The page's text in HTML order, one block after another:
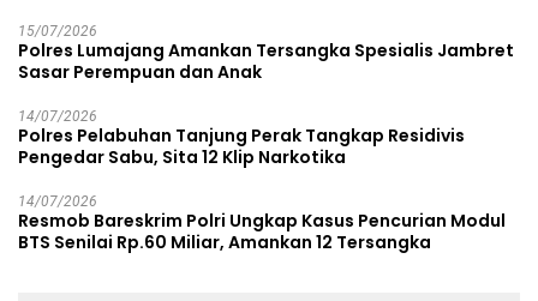
15/07/2026
Polres Lumajang Amankan Tersangka Spesialis Jambret
Sasar Perempuan dan Anak
14/07/2026
Polres Pelabuhan Tanjung Perak Tangkap Residivis
Pengedar Sabu, Sita 12 Klip Narkotika
14/07/2026
Resmob Bareskrim Polri Ungkap Kasus Pencurian Modul
BTS Senilai Rp.60 Miliar, Amankan 12 Tersangka